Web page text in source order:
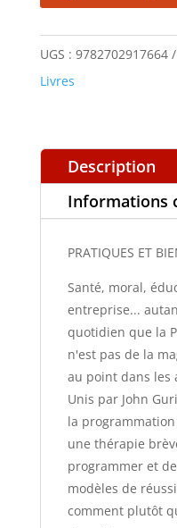
DE
LA
UGS : 9782702917664
Livres
Description
Informations
PRATIQUES ET
Santé, moral,
entreprise...
quotidien que la
n'est pas de la
au point dans les
Unis par John
la
une thérapie
programmer et
modèles de
comment plutôt